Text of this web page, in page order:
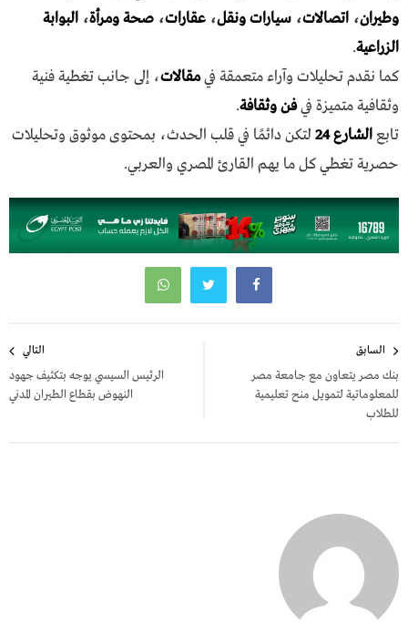
وطيران، اتصالات، سيارات ونقل، عقارات، صحة ومرأة، البوابة
الزراعية.
كما نقدم تحليلات وآراء متعمقة فيمقالات، إلى جانب تغطية فنية
وثقافية متميزة فيفن وثقافة.
تابعالشارع 24
لتكن دائمًا في قلب الحدث، بمحتوى موثوق وتحليلات
حصرية تغطي كل ما يهم القارئ المصري والعربي.
المقالات
السابق
بنك مصر يتعاون مع جامعة مصر
للمعلوماتية لتمويل منح تعليمية
للطلاب
التالي
الرئيس السيسي يوجه بتكثيف جهود
النهوض بقطاع الطيران المدني